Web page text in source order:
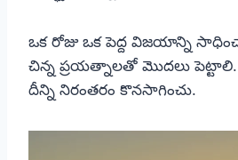
ఒక రోజు ఒక పెద్ద విజయాన్ని
చిన్న ప్రయత్నాలతో మొదలు పెట్టాలి.
దీన్ని నిరంతరం కొనసాగించు.